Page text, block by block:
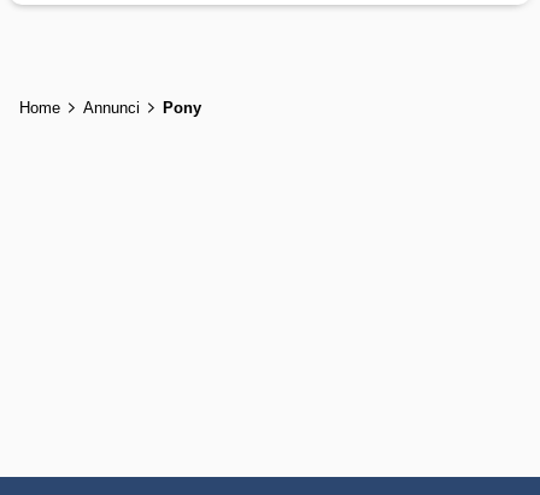
Home Annunci Pony